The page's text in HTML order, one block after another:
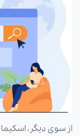
از سوی دیگر،